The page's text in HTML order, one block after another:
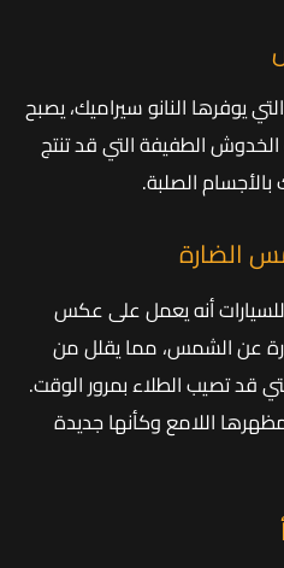
يوفرها النانو سيراميك، يصبح
الطفيفة التي قد تنتج
الصلبة.
أنه يعمل على عكس
عن الشمس، مما يقلل من
قد تصيب الطلاء بمرور الوقت.
اللامع وكأنها جديدة